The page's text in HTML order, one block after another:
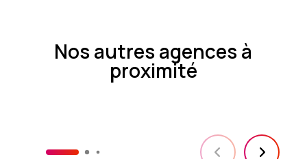
Nos autres agences à
proximité